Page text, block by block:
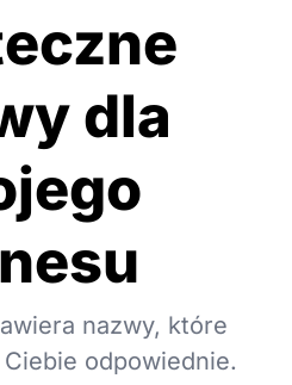
dla
nazwy, które
odpowiednie.